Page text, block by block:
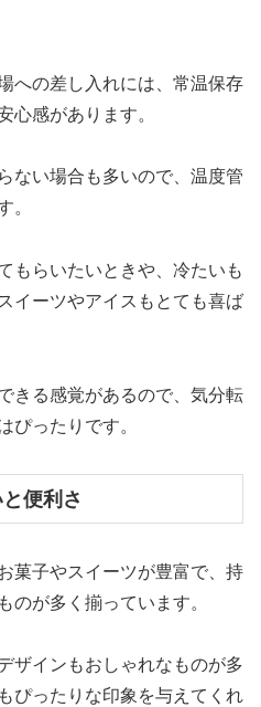
への差し入れには、常温保存
心感があります。
ない場合も多いので、温度管
。
もらいたいときや、冷たいも
イーツやアイスもとても喜ば
きる感覚があるので、気分転
ぴったりです。
便利さ
菓子やスイーツが豊富で、持
のが多く揃っています。
ザインもおしゃれなものが多
ぴったりな印象を与えてくれ